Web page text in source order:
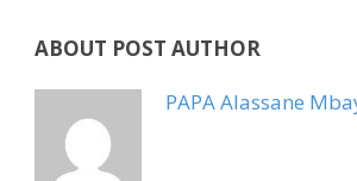
ABOUT POST AUTHOR
PAPA Alassane